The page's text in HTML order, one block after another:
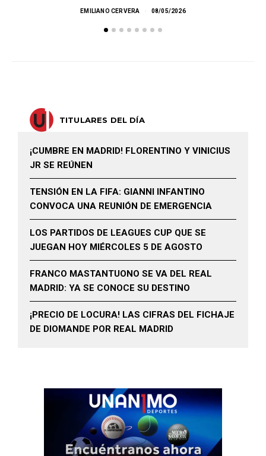
EMILIANO CERVERA 08/05/2026
TITULARES DEL DÍA
¡CUMBRE EN MADRID! FLORENTINO Y VINICIUS
JR SE REÚNEN
TENSIÓN EN LA FIFA: GIANNI INFANTINO
CONVOCA UNA REUNIÓN DE EMERGENCIA
LOS PARTIDOS DE LEAGUES CUP QUE SE
JUEGAN HOY MIÉRCOLES 5 DE AGOSTO
FRANCO MASTANTUONO SE VA DEL REAL
MADRID: YA SE CONOCE SU DESTINO
¡PRECIO DE LOCURA! LAS CIFRAS DEL FICHAJE
DE DIOMANDE POR REAL MADRID